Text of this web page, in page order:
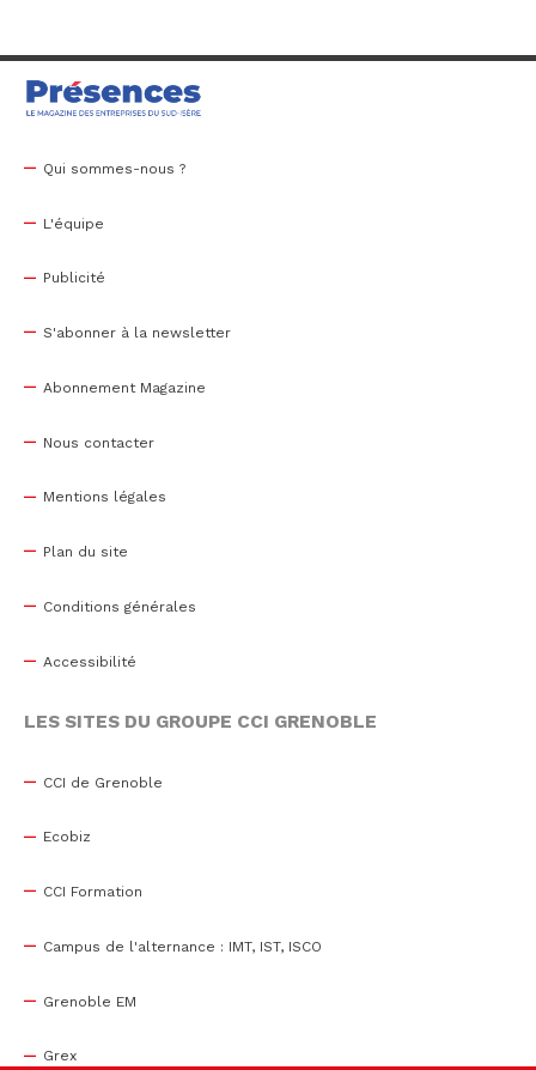
Qui sommes-nous ?
L'équipe
Publicité
S'abonner à la newsletter
Abonnement Magazine
Nous contacter
Mentions légales
Plan du site
Conditions générales
Accessibilité
LES SITES DU GROUPE CCI GRENOBLE
CCI de Grenoble
Ecobiz
CCI Formation
Campus de l'alternance : IMT, IST, ISCO
Grenoble EM
Grex